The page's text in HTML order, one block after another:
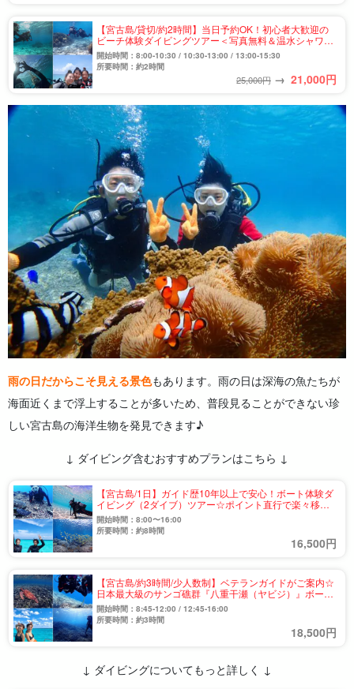
【宮古島/貸切/約2時間】当日予約OK！初心者大歓迎の
ビーチ体験ダイビングツアー＜写真無料＆温水シャワー
付き＞前日18:00までキャンセル無料（No.945）
開始時間：8:00-10:30 / 10:30-13:00 / 13:00-15:30
所要時間：約2時間
25,000円 → 21,000円
雨の日だからこそ見える景色もあります。雨の日は深海の魚たちが
海面近くまで浮上することが多いため、普段見ることができない珍
しい宮古島の海洋生物を発見できます♪
↓ ダイビング含むおすすめプランはこちら ↓
【宮古島/1日】ガイド歴10年以上で安心！ボート体験ダ
イビング（2ダイブ）ツアー☆ポイント直行で楽々移動
♪10歳〜65歳まで参加OK（No.845）
開始時間：8:00〜16:00
所要時間：約8時間
16,500円
【宮古島/約3時間/少人数制】ベテランガイドがご案内☆
日本最大級のサンゴ礁群『八重干瀬（ヤビジ）』ボート
体験ダイビングツアー（No.976）
開始時間：8:45-12:00 / 12:45-16:00
所要時間：約3時間
18,500円
↓ ダイビングについてもっと詳しく ↓